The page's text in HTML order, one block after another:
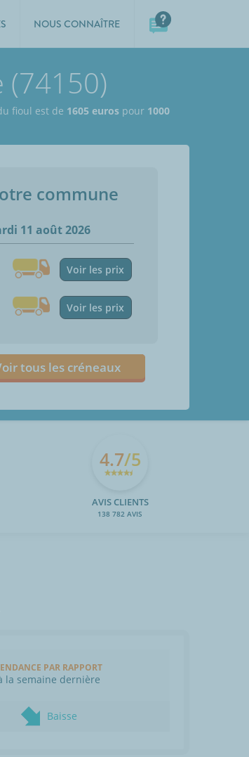
NOUS CONNAÎTRE
fioul est de 1605 euros pour 1000
commune
11 août 2026
Voir les prix
Voir les prix
tous les créneaux
4.7/5
AVIS CLIENTS
138 782 AVIS
PAR RAPPORT
la semaine dernière
Baisse